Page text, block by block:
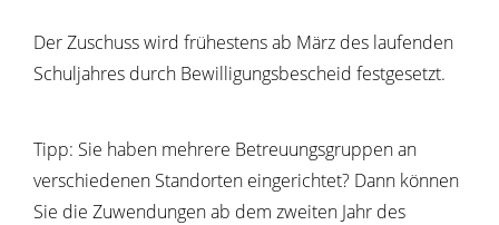
Der Zuschuss wird frühestens ab März des laufenden
Schuljahres durch Bewilligungsbescheid festgesetzt.
Tipp: Sie haben mehrere Betreuungsgruppen an
verschiedenen Standorten eingerichtet? Dann können
Sie die Zuwendungen ab dem zweiten Jahr des